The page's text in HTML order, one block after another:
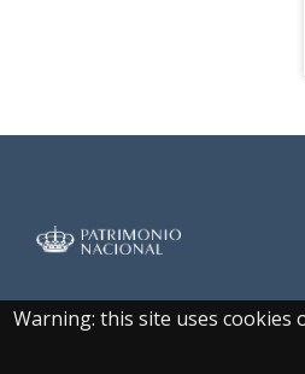
Warning: this site uses cookies
Real Biblioteca Digital